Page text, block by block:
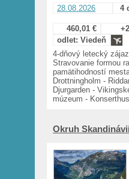
28.08.2026
4
460,01 €
odlet: Viedeň
4-dňový letecký
Stravovanie formou
pamätihodností
Drottningholm -
Djurgarden -
múzeum -
Okruh